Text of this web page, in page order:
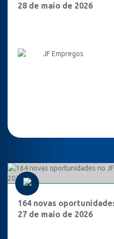
28 de maio de 2026
JF Empregos
164 novas
27 de maio de 2026